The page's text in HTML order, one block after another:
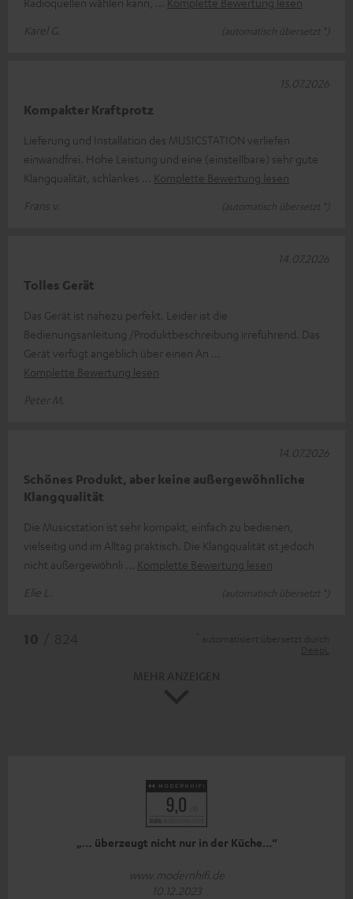
Karel G.
(automatisch übersetzt *)
Kompakter Kraftprotz
Lieferung und Installation des MUSICSTATION verliefen
einwandfrei. Hohe Leistung und eine (einstellbare) sehr gute
Klangqualität, schlankes
Komplette Bewertung lesen
Frans v.
(automatisch übersetzt *)
15.07.2026
Tolles Gerät
Das Gerät ist nahezu perfekt. Leider ist die
Bedienungsanleitung /Produktbeschreibung irreführend. Das
Gerät verfügt angeblich über einen An
Komplette Bewertung lesen
Peter M.
14.07.2026
Schönes Produkt, aber keine außergewöhnliche
Klangqualität
Die Musicstation ist sehr kompakt, einfach zu bedienen,
vielseitig und im Alltag praktisch. Die Klangqualität ist jedoch
nicht außergewöhnli
Komplette Bewertung lesen
Elie L.
(automatisch übersetzt *)
14.07.2026
„… überzeugt nicht nur in der Küche…“
www.modernhifi.de
10.12.2023